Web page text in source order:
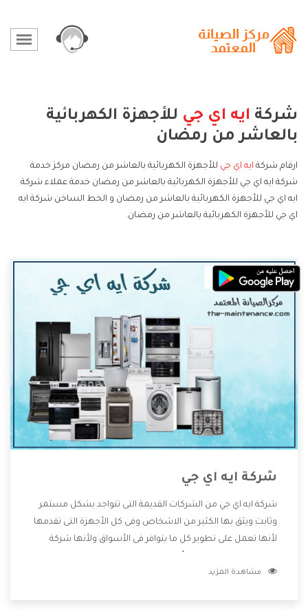
شركة ايه اي جي للأجهزة الكهربائية
بالعاشر من رمضان
ارقام شركة ايه اي جي للأجهزة الكهربائية بالعاشر من رمضان مركز خدمة
شركة ايه اي جي للأجهزة الكهربائية بالعاشر من رمضان خدمة عملاء شركة
ايه اي جي للأجهزة الكهربائية بالعاشر من رمضان و الخط الساخن شركة ايه
اي جي للأجهزة الكهربائية بالعاشر من رمضان.
شركة ايه اي جي
شركة ايه اي جي من الشركات القديمة التى تتواجد بشكل مستمر
وثابت ويثق بها الكثير من الاشخاص وفى كل الأجهزة التى تقدمها
لأنها تعمل على تطوير كل ما يتوافر فى الأسواق ولأنها شركة
وتقدم للعملاء أقوى العروض والخصومات التى تسهل على
مشاهدة المزيد